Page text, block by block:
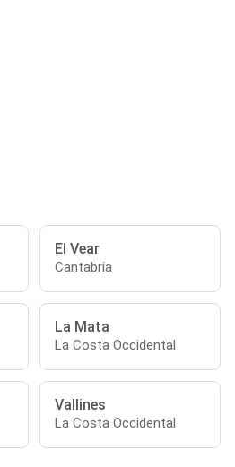
El Vear
Cantabria
La Mata
La Costa Occidental
Vallines
La Costa Occidental